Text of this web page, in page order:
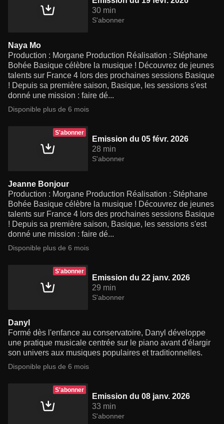
30 min
S'abonner
Naya Mo
Production : Morgane Production Réalisation : Stéphane
Bohée Basique célèbre la musique ! Découvrez de jeunes
talents sur France 4 lors des prochaines sessions Basique
! Depuis sa première saison, Basique, les sessions s'est
donné une mission : faire dé...
Disponible plus de 6 mois
S'abonner
Emission du 05 févr. 2026
28 min
S'abonner
Jeanne Bonjour
Production : Morgane Production Réalisation : Stéphane
Bohée Basique célèbre la musique ! Découvrez de jeunes
talents sur France 4 lors des prochaines sessions Basique
! Depuis sa première saison, Basique, les sessions s'est
donné une mission : faire dé...
Disponible plus de 6 mois
S'abonner
Emission du 22 janv. 2026
29 min
S'abonner
Danyl
Formé dès l'enfance au conservatoire, Danyl développe
une pratique musicale centrée sur le piano avant d'élargir
son univers aux musiques populaires et traditionnelles.
Disponible plus de 6 mois
S'abonner
Emission du 08 janv. 2026
33 min
S'abonner